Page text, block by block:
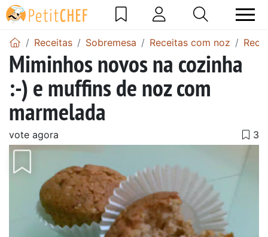
Receitas Sobremesa Receitas com noz
Miminhos novos na cozinha
:-) e muffins de noz com
marmelada
vote agora